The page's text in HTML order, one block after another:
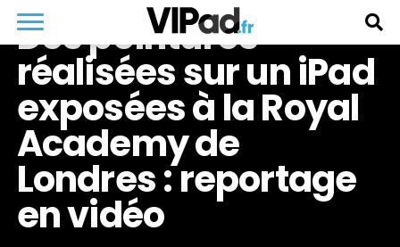
Des peintures
réalisées sur un iPad
exposées à la Royal
Academy de
Londres : reportage
en vidéo